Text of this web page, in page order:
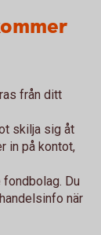
från ditt
skilja sig åt
in på kontot,
Du
när